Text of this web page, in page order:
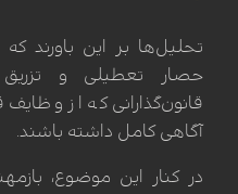
تحلیل‌ها بر این باورند
حصار تعطیلی و
قانون‌گذارانی که از
آگاهی کامل داشته باشند.
در کنار این موضوع،